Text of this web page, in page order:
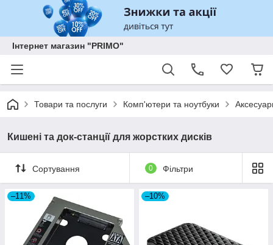
Інтернет магазин "PRIMO"
Товари та послуги Комп'ютери та ноутбуки
Кишені та док-станції для жорстких дисків
Сортування 0 Фільтри
–11% –10%